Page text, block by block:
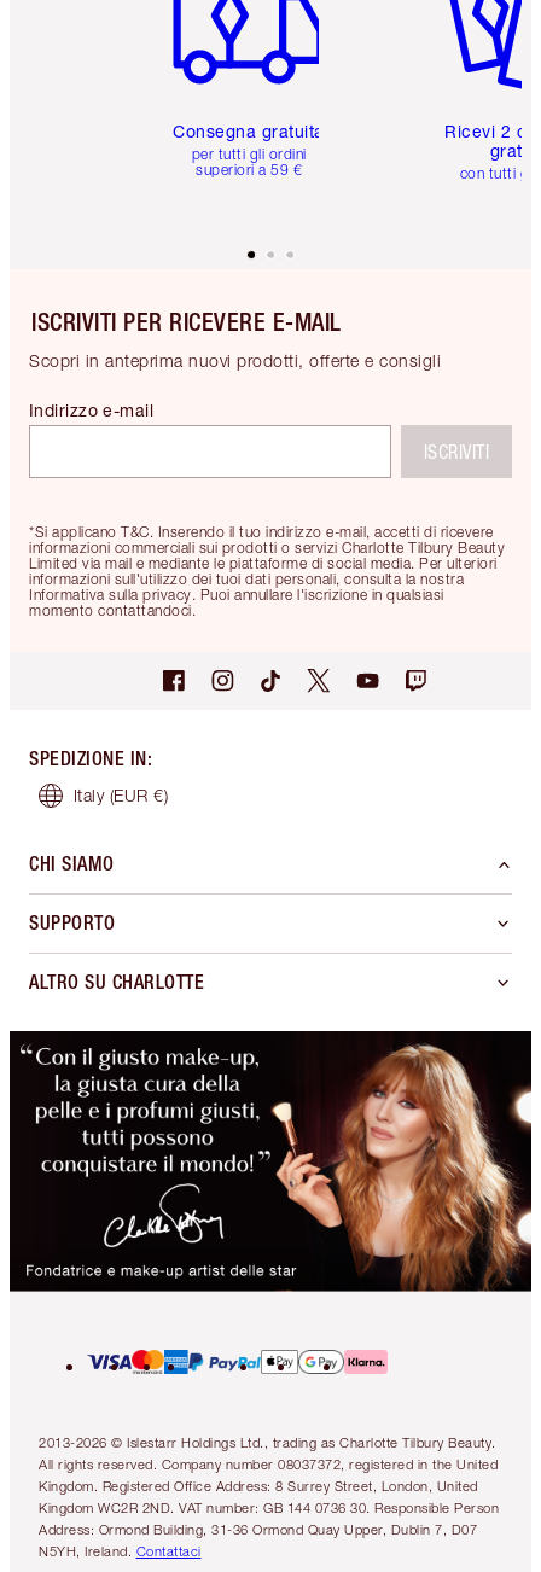
Consegna gratuita
per tutti gli ordini
superiori a 59 €
Ricevi 2
con tutti gli
ISCRIVITI PER RICEVERE E-MAIL
Scopri in anteprima nuovi prodotti, offerte e consigli
*Si applicano T&C. Inserendo il tuo indirizzo e-mail, accetti di ricevere
informazioni commerciali sui prodotti o servizi Charlotte Tilbury Beauty
Limited via mail e mediante le piattaforme di social media. Per ulteriori
informazioni sull'utilizzo dei tuoi dati personali, consulta la nostra
Informativa sulla privacy. Puoi annullare l'iscrizione in qualsiasi
momento contattandoci.
Indirizzo e-mail
ISCRIVITI
SPEDIZIONE IN:
Italy (EUR €)
CHI SIAMO
SUPPORTO
ALTRO SU CHARLOTTE
2013-2026 © Islestarr Holdings Ltd., trading as Charlotte Tilbury Beauty.
All rights reserved. Company number 08037372, registered in the United
Kingdom. Registered Office Address: 8 Surrey Street, London, United
Kingdom WC2R 2ND. VAT number: GB 144 0736 30. Responsible Person
Address: Ormond Building, 31-36 Ormond Quay Upper, Dublin 7, D07
N5YH, Ireland. Contattaci